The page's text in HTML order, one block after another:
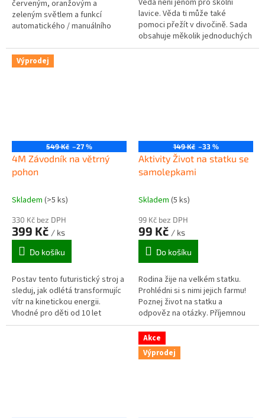
červeným, oranžovým a
zeleným světlem a funkcí
automatického / manuálního
semaforem ve svém
miniaturním městě....
lavice. Věda ti může také
pomoci přežít v divočině. Sada
obsahuje měkolik jednoduchých
nástrojů a poznatků, které
Výprodej
549 Kč –27 %
4M Závodník na větrný
pohon
Skladem (>5 ks)
330 Kč bez DPH
399 Kč / ks
Do košíku
Postav tento futuristický stroj a
sleduj, jak odlétá transformujíc
vítr na kinetickou energii.
Vhodné pro děti od 10 let
149 Kč –33 %
Aktivity Život na statku se
samolepkami
Skladem (5 ks)
99 Kč bez DPH
99 Kč / ks
Do košíku
Rodina žije na velkém statku.
Prohlédni si s nimi jejich farmu!
Poznej život na statku a
odpověz na otázky. Příjemnou
zábavu! Vhodné pro děti od 4
let.Akce
Výprodej